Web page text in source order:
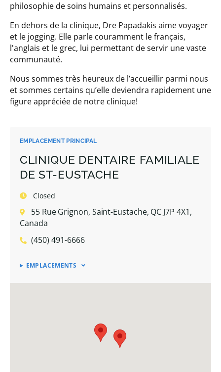
EMPLACEMENT PRINCIPAL
CLINIQUE DENTAIRE FAMILIALE
DE ST-EUSTACHE
Closed
55 Rue Grignon, Saint-Eustache, QC J7P 4X1,
Canada
(450) 491-6666
EMPLACEMENTS
philosophie de soins humains et personnalisés.
En dehors de la clinique, Dre Papadakis aime voyager
et le jogging. Elle parle couramment le français,
l'anglais et le grec, lui permettant de servir une vaste
communauté.
Nous sommes très heureux de l’accueillir parmi nous
et sommes certains qu’elle deviendra rapidement une
figure appréciée de notre clinique!